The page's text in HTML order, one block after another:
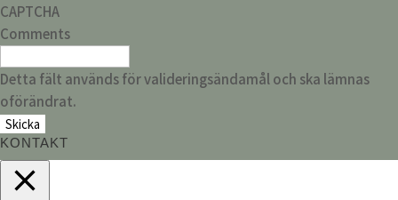
CAPTCHA
Comments
Detta fält används för valideringsändamål och ska lämnas
oförändrat.
KONTAKT